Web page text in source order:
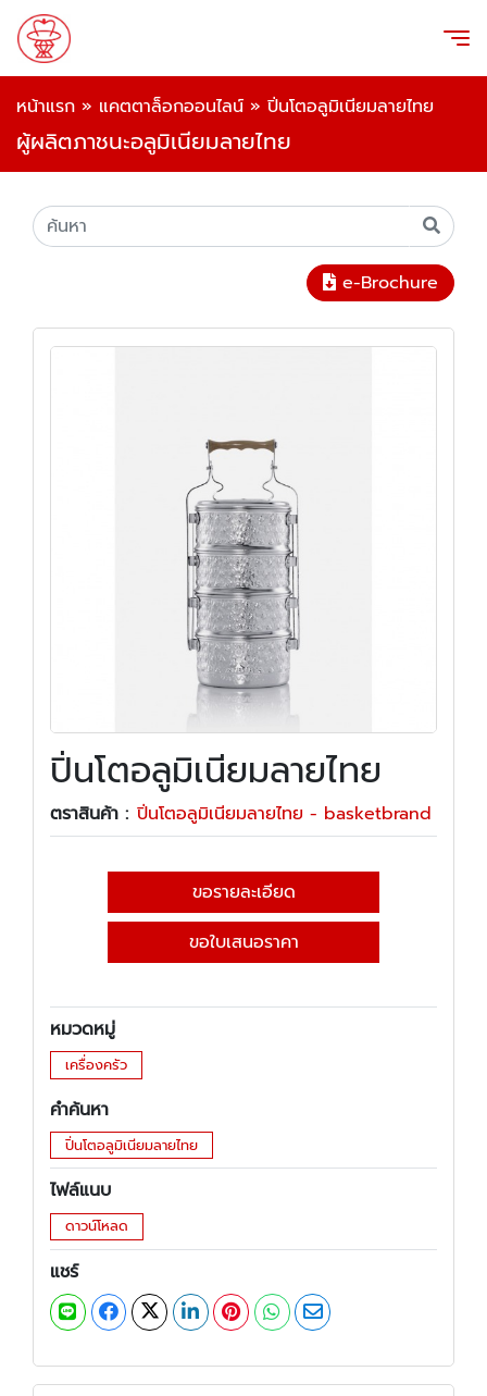
หน้าแรก » แคตตาล็อกออนไลน์ » ปิ่นโตอลูมิเนียมลายไทย
ผู้ผลิตภาชนะอลูมิเนียมลายไทย
e-Brochure
ปิ่นโตอลูมิเนียมลายไทย
ตราสินค้า : ปิ่นโตอลูมิเนียมลายไทย - basketbrand
ขอรายละเอียด
ขอใบเสนอราคา
หมวดหมู่
เครื่องครัว
คำค้นหา
ปิ่นโตอลูมิเนียมลายไทย
ไฟล์แนบ
ดาวน์โหลด
แชร์